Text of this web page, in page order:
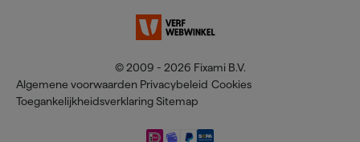
© 2009 - 2026 Fixami B.V.
Algemene voorwaarden Privacybeleid Cookies
Toegankelijkheidsverklaring Sitemap